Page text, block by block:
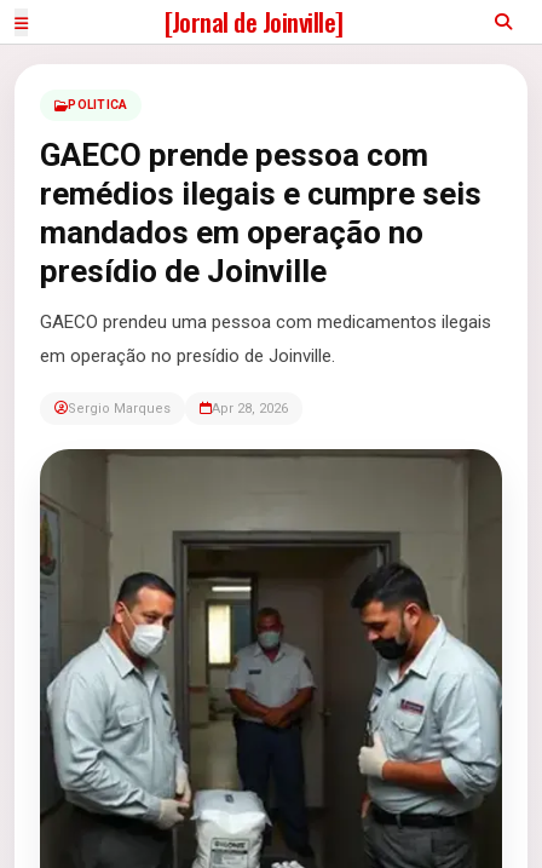
[Jornal de Joinville]
POLITICA
GAECO prende pessoa com
remédios ilegais e cumpre seis
mandados em operação no
presídio de Joinville
GAECO prendeu uma pessoa com medicamentos ilegais
em operação no presídio de Joinville.
Sergio Marques Apr 28, 2026